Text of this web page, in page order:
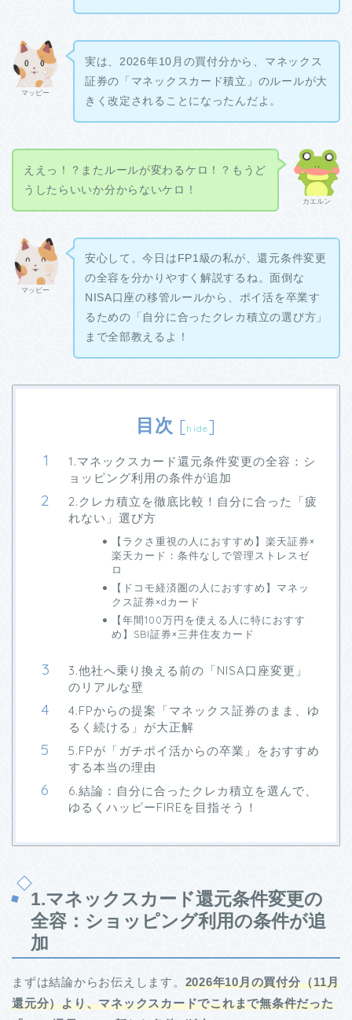
マッピー
実は、2026年10月の買付分から、マネックス
証券の「マネックスカード積立」のルールが大
きく改定されることになったんだよ。
カエルン
ええっ！？またルールが変わるケロ！？もうど
うしたらいいか分からないケロ！
マッピー
安心して。今日はFP1級の私が、還元条件変更
の全容を分かりやすく解説するね。面倒な
NISA口座の移管ルールから、ポイ活を卒業す
るための「自分に合ったクレカ積立の選び方」
まで全部教えるよ！
目次 [hide]
1.マネックスカード還元条件変更の全容：シ
ョッピング利用の条件が追加
2.クレカ積立を徹底比較！自分に合った「疲
れない」選び方
【ラクさ重視の人におすすめ】楽天証券×
楽天カード：条件なしで管理ストレスゼ
ロ
【ドコモ経済圏の人におすすめ】マネッ
クス証券×dカード
【年間100万円を使える人に特におすす
め】SBI証券×三井住友カード
3.他社へ乗り換える前の「NISA口座変更」
のリアルな壁
4.FPからの提案「マネックス証券のまま、ゆ
るく続ける」が大正解
5.FPが「ガチポイ活からの卒業」をおすすめ
する本当の理由
6.結論：自分に合ったクレカ積立を選んで、
ゆるくハッピーFIREを目指そう！
1.マネックスカード還元条件変更の
全容：ショッピング利用の条件が追
加
まずは結論からお伝えします。 2026年10月の買付分（11月
還元分）より、マネックスカードでこれまで無条件だった